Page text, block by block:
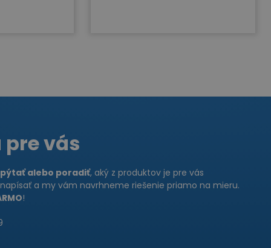
pre vás
alebo poradiť, aký z produktov je pre vás
a my vám navrhneme riešenie priamo na mieru.
!